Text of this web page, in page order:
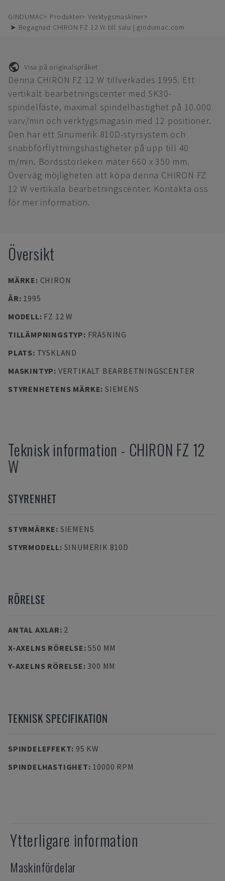
GINDUMAC Produkter
Verktygsmaskiner
➤ Begagnad CHIRON FZ 12 W till salu | gindumac.com
Visa på originalspråket
Denna CHIRON FZ 12 W tillverkades 1995. Ett
vertikalt bearbetningscenter med SK30-
spindelfäste, maximal spindelhastighet på 10.000
varv/min och verktygsmagasin med 12 positioner.
Den har ett Sinumerik 810D-styrsystem och
snabbförflyttningshastigheter på upp till 40
m/min. Bordsstorleken mäter 660 x 350 mm.
Överväg möjligheten att köpa denna CHIRON FZ
12 W vertikala bearbetningscenter. Kontakta oss
för mer information.
Översikt
MÄRKE: CHIRON
ÅR: 1995
MODELL: FZ 12 W
TILLÄMPNINGSTYP: FRÄSNING
PLATS: TYSKLAND
MASKINTYP: VERTIKALT BEARBETNINGSCENTER
STYRENHETENS MÄRKE: SIEMENS
Teknisk information - CHIRON FZ 12
W
STYRENHET
STYRMÄRKE: SIEMENS
STYRMODELL: SINUMERIK 810D
RÖRELSE
ANTAL AXLAR: 2
X-AXELNS RÖRELSE:550 MM
Y-AXELNS RÖRELSE: 300 MM
TEKNISK SPECIFIKATION
SPINDELEFFEKT: 95 KW
SPINDELHASTIGHET: 10000 RPM
Ytterligare information
Maskinfördelar